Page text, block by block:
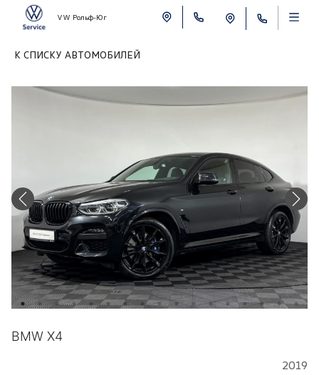
VW Рольф-Юг
К СПИСКУ АВТОМОБИЛЕЙ
BMW X4
2019